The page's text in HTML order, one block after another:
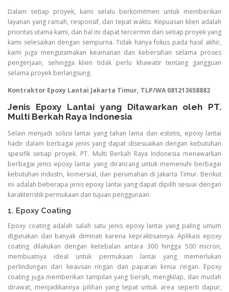
Dalam setiap proyek, kami selalu berkomitmen untuk memberikan
layanan yang ramah, responsif, dan tepat waktu. Kepuasan klien adalah
prioritas utama kami, dan hal ini dapat tercermin dari setiap proyek yang
kami selesaikan dengan sempurna. Tidak hanya fokus pada hasil akhir,
kami juga mengutamakan keamanan dan kebersihan selama proses
pengerjaan, sehingga klien tidak perlu khawatir tentang gangguan
selama proyek berlangsung.
Kontraktor Epoxy Lantai Jakarta Timur, TLP/WA 081213658882
Jenis Epoxy Lantai yang Ditawarkan oleh PT.
Multi Berkah Raya Indonesia
Selain menjadi solusi lantai yang tahan lama dan estetis, epoxy lantai
hadir dalam berbagai jenis yang dapat disesuaikan dengan kebutuhan
spesifik setiap proyek. PT. Multi Berkah Raya Indonesia menawarkan
berbagai jenis epoxy lantai yang dirancang untuk memenuhi berbagai
kebutuhan industri, komersial, dan perumahan di Jakarta Timur. Berikut
ini adalah beberapa jenis epoxy lantai yang dapat dipilih sesuai dengan
karakteristik permukaan dan tujuan penggunaan.
1. Epoxy Coating
Epoxy coating adalah salah satu jenis epoxy lantai yang paling umum
digunakan dan banyak diminati karena kepraktisannya. Aplikasi epoxy
coating dilakukan dengan ketebalan antara 300 hingga 500 micron,
membuatnya ideal untuk permukaan lantai yang memerlukan
perlindungan dari keausan ringan dan paparan kimia ringan. Epoxy
coating juga memberikan tampilan yang bersih, mengkilap, dan mudah
dirawat, menjadikannya pilihan yang tepat untuk area seperti dapur,